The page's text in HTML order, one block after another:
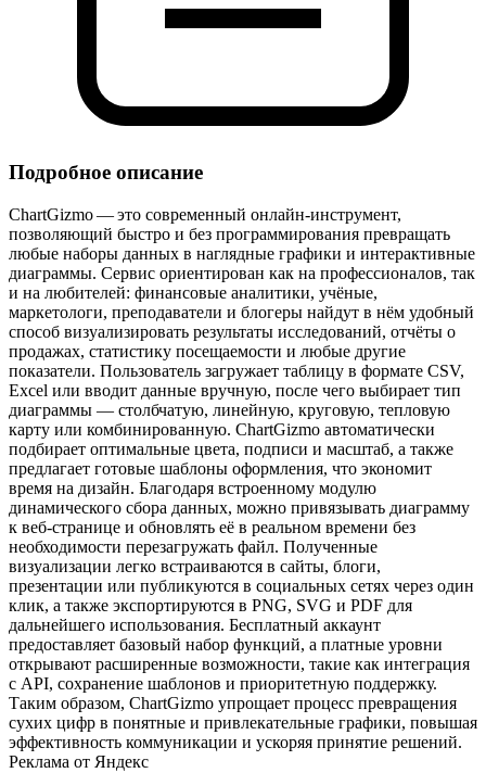
Подробное описание
ChartGizmo — это современный онлайн‑инструмент,
позволяющий быстро и без программирования превращать
любые наборы данных в наглядные графики и интерактивные
диаграммы. Сервис ориентирован как на профессионалов, так
и на любителей: финансовые аналитики, учёные,
маркетологи, преподаватели и блогеры найдут в нём удобный
способ визуализировать результаты исследований, отчёты о
продажах, статистику посещаемости и любые другие
показатели. Пользователь загружает таблицу в формате CSV,
Excel или вводит данные вручную, после чего выбирает тип
диаграммы — столбчатую, линейную, круговую, тепловую
карту или комбинированную. ChartGizmo автоматически
подбирает оптимальные цвета, подписи и масштаб, а также
предлагает готовые шаблоны оформления, что экономит
время на дизайн. Благодаря встроенному модулю
динамического сбора данных, можно привязывать диаграмму
к веб‑странице и обновлять её в реальном времени без
необходимости перезагружать файл. Полученные
визуализации легко встраиваются в сайты, блоги,
презентации или публикуются в социальных сетях через один
клик, а также экспортируются в PNG, SVG и PDF для
дальнейшего использования. Бесплатный аккаунт
предоставляет базовый набор функций, а платные уровни
открывают расширенные возможности, такие как интеграция
с API, сохранение шаблонов и приоритетную поддержку.
Таким образом, ChartGizmo упрощает процесс превращения
сухих цифр в понятные и привлекательные графики, повышая
эффективность коммуникации и ускоряя принятие решений.
Реклама от Яндекс